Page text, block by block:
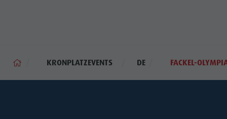
KRONPLATZEVENTS DE FACKEL-